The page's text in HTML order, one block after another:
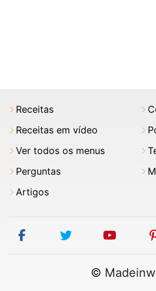
Receitas
Receitas em vídeo
Ver todos os menus
Perguntas
Artigos
facebooktwitter
©